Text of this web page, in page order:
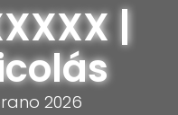
|
2026